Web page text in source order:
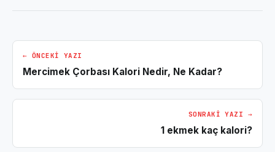
← ÖNCEKI YAZI
Mercimek Çorbası Kalori Nedir, Ne Kadar?
SONRAKI YAZI →
1 ekmek kaç kalori?